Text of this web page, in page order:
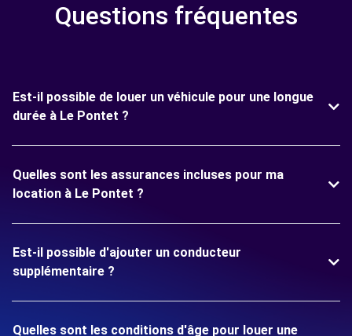
Questions fréquentes
Est-il possible de louer un véhicule pour une longue
durée à Le Pontet ?
Quelles sont les assurances incluses pour ma
location à Le Pontet ?
Est-il possible d'ajouter un conducteur
supplémentaire ?
Quelles sont les conditions d'âge pour louer une